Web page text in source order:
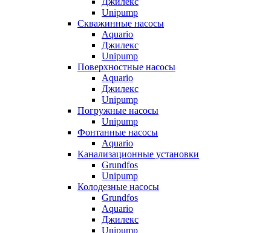
Unipump
Скважинные насосы
Aquario
Джилекс
Unipump
Поверхностные насосы
Aquario
Джилекс
Unipump
Погружные насосы
Unipump
Фонтанные насосы
Aquario
Канализационные установки
Grundfos
Unipump
Колодезные насосы
Grundfos
Aquario
Джилекс
Unipump